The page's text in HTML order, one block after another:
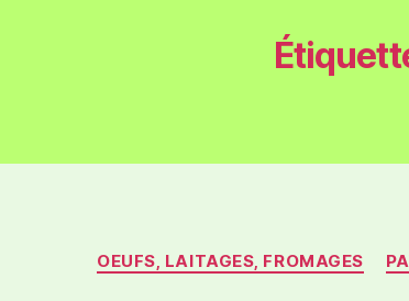
OEUFS, LAITAGES, FROMAGES